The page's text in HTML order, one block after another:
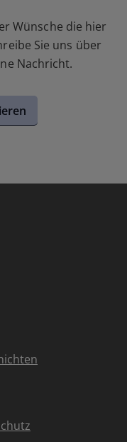
Wünsche die hier
Sie uns über
Nachricht.